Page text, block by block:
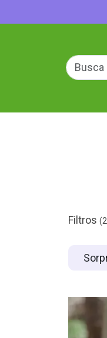
Filtros